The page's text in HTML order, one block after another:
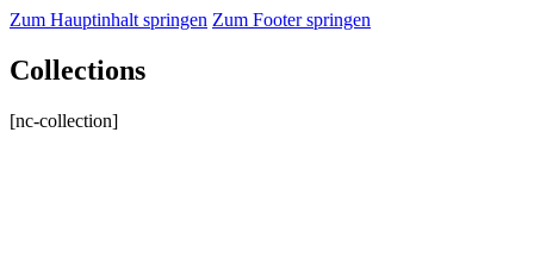
Zum Hauptinhalt springen Zum Footer springen
Collections
[nc-collection]